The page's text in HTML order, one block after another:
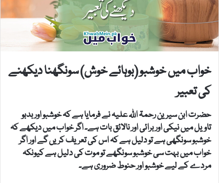
خواب میں خوشبو (بوہائے خوش) سونگھنا دیکھنے
کی تعبیر
حضرت ابن سیرین رحمۃ اللہ علیہ نے فرمایا ہے کہ خوشبو اور بدبو
تاویل میں نیکی اور برائی اور نالائق بات ہے۔ اگر خواب میں دیکھے کہ
خوشبو سونگھی ہے تو دلیل ہے کہ اس کی تعریف کریں گے اور اگر
خواب میں بہت سی خوشبو سونگھے تو موت کی دلیل ہے کیونکہ
مردے کے لیے خوشبو اور حنوط ضروری ہے۔